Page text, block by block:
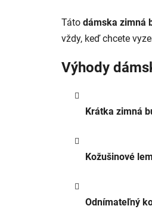
Táto dámska zimná
vždy, keď chcete
Výhody
Krátka zimná
Kožušinové
Odnímateľný